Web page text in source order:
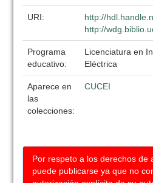
URI:
http://
http://
Programa
educativo:
Licenciatura en
Eléctrica
Aparece en
las
colecciones:
CUCEI
Por respeto a los derechos de
puede publicarse ya que no